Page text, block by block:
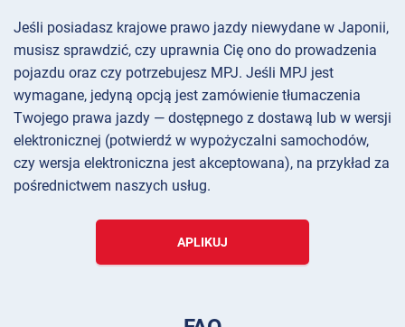
Jeśli posiadasz krajowe prawo jazdy niewydane w Japonii,
musisz sprawdzić, czy uprawnia Cię ono do prowadzenia
pojazdu oraz czy potrzebujesz MPJ. Jeśli MPJ jest
wymagane, jedyną opcją jest zamówienie tłumaczenia
Twojego prawa jazdy — dostępnego z dostawą lub w wersji
elektronicznej (potwierdź w wypożyczalni samochodów,
czy wersja elektroniczna jest akceptowana), na przykład za
pośrednictwem naszych usług.
APLIKUJ